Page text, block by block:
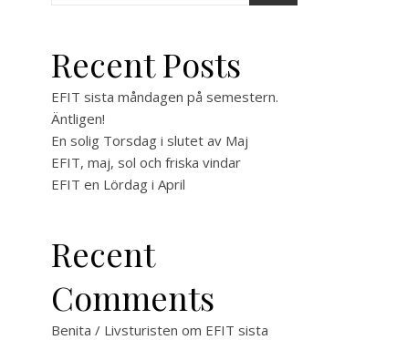
Recent Posts
EFIT sista måndagen på semestern.
Äntligen!
En solig Torsdag i slutet av Maj
EFIT, maj, sol och friska vindar
EFIT en Lördag i April
Recent
Comments
Benita / Livsturisten om EFIT sista